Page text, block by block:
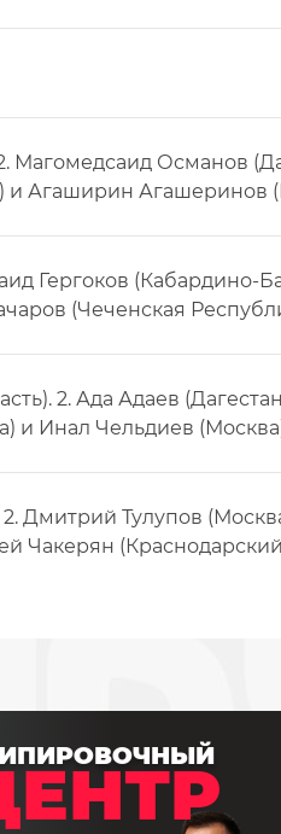
Магомедсаид Османов
и Агаширин Агашеринов
Гергоков (Кабардино-
(Чеченская
2. Ада Адаев
и Инал Чельдиев
Дмитрий Тулупов
Чакерян